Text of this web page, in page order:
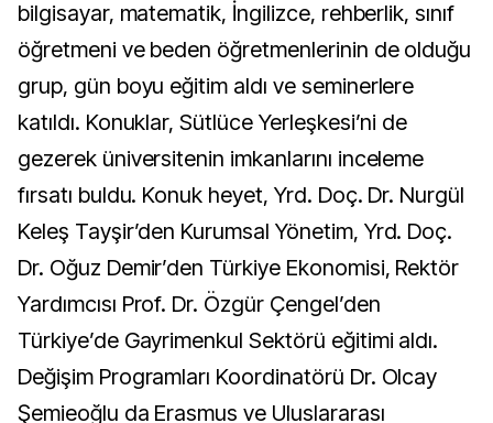
bilgisayar, matematik, İngilizce, rehberlik, sınıf
öğretmeni ve beden öğretmenlerinin de olduğu
grup, gün boyu eğitim aldı ve seminerlere
katıldı. Konuklar, Sütlüce Yerleşkesi’ni de
gezerek üniversitenin imkanlarını inceleme
fırsatı buldu. Konuk heyet, Yrd. Doç. Dr. Nurgül
Keleş Tayşir’den Kurumsal Yönetim, Yrd. Doç.
Dr. Oğuz Demir’den Türkiye Ekonomisi, Rektör
Yardımcısı Prof. Dr. Özgür Çengel’den
Türkiye’de Gayrimenkul Sektörü eğitimi aldı.
Değişim Programları Koordinatörü Dr. Olcay
Şemieoğlu da Erasmus ve Uluslararası